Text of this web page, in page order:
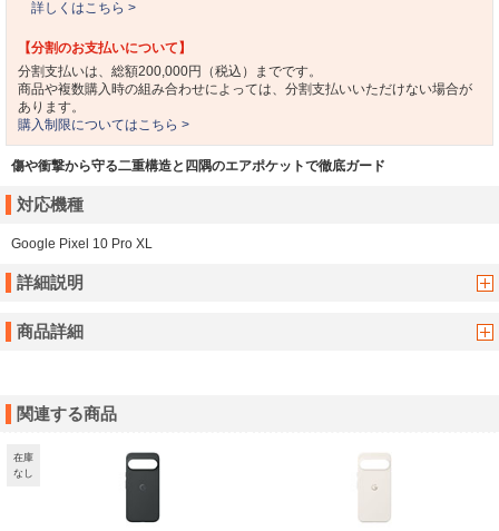
詳しくはこちら >
【分割のお支払いについて】
分割支払いは、総額200,000円（税込）までです。
商品や複数購入時の組み合わせによっては、分割支払いいただけない場合が
あります。
購入制限についてはこちら >
傷や衝撃から守る二重構造と四隅のエアポケットで徹底ガード
対応機種
Google Pixel 10 Pro XL
詳細説明
商品詳細
関連する商品
在庫
なし